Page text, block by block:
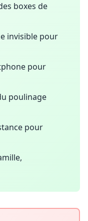
boxes de
invisible pour
pour
poulinage
pour